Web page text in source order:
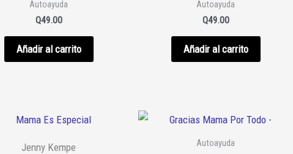
Autoayuda
Q49.00
Añadir al carrito
Autoayuda
Q49.00
Añadir al carrito
Jenny Kempe Autoayuda